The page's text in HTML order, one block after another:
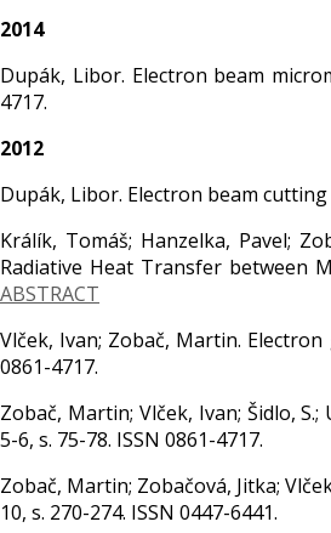
2014
Dupák, Libor. Electron beam
4717.
2012
Dupák, Libor. Electron beam
Králík, Tomáš; Hanzelka, Pavel;
Radiative Heat Transfer between
ABSTRACT
Vlček, Ivan; Zobač, Martin.
0861-4717.
Zobač, Martin; Vlček, Ivan; Šidlo,
5-6, s. 75-78. ISSN 0861-4717.
Zobač, Martin; Zobačová, Jitka;
10, s. 270-274. ISSN 0447-6441.